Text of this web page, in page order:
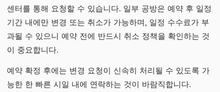
센터를 통해 요청할 수 있습니다. 일부 공방은 예약 후 일정
기간 내에만 변경 또는 취소가 가능하며, 일정 수수료가 부
과될 수 있으니 예약 전에 반드시 취소 정책을 확인하는 것
이 중요합니다.
예약 확정 후에는 변경 요청이 신속히 처리될 수 있도록 가
능한 한 빠른 시일 내에 연락하는 것이 바람직합니다.